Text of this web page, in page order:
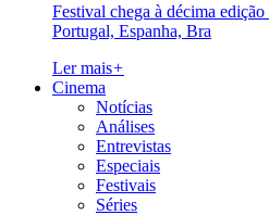
Festival chega à décima
Portugal, Espanha, Bra
Ler mais+
Cinema
Notícias
Análises
Entrevistas
Especiais
Festivais
Séries